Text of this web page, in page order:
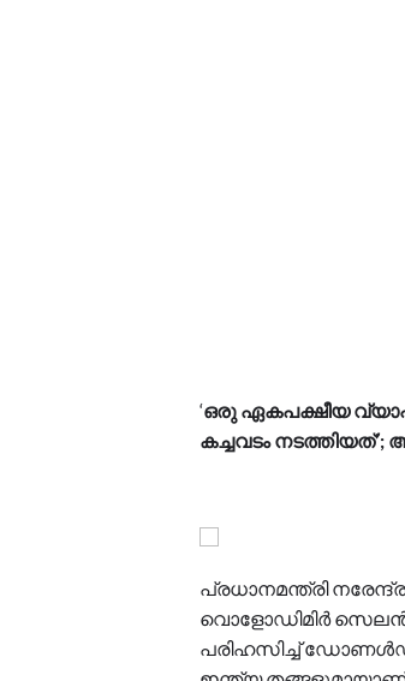
‘ഒരു ഏകപക്ഷീയ
കച്ചവടം
പ്രധാനമന്ത്രി
വൊളോഡിമിര്‍
പരിഹസിച്ച്